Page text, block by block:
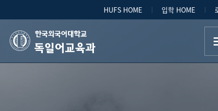
HUFS HOME 입학 HOME
독일어교육과